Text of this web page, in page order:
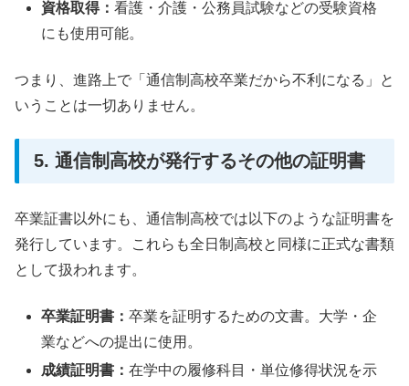
資格取得：看護・介護・公務員試験などの受験資格
にも使用可能。
つまり、進路上で「通信制高校卒業だから不利になる」と
いうことは一切ありません。
5. 通信制高校が発行するその他の証明書
卒業証書以外にも、通信制高校では以下のような証明書を
発行しています。これらも全日制高校と同様に正式な書類
として扱われます。
卒業証明書：卒業を証明するための文書。大学・企
業などへの提出に使用。
成績証明書：在学中の履修科目・単位修得状況を示